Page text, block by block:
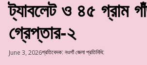
ট্যাবলেট ও ৪৫ গ্রাম
গ্রেপ্তার-২
June 3, 2026প্রতিবেদক: নওগাঁ জেলা প্রতিনিধি: